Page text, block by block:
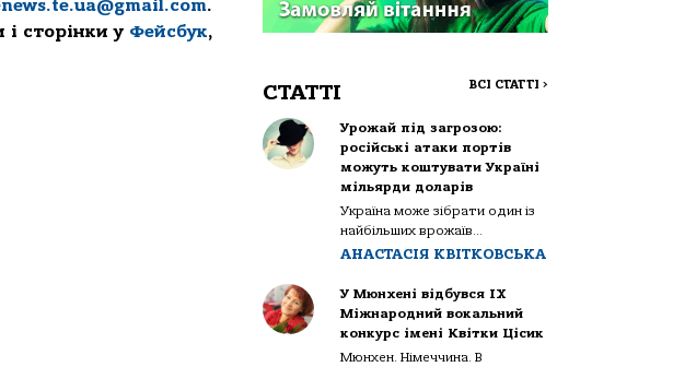
.
сторінки у Фейсбук,
СТАТТІ ВСІ СТАТТІ >
Урожай під загрозою:
російські атаки портів
можуть коштувати Україні
мільярди доларів
Україна може зібрати один із
найбільших врожаїв...
АНАСТАСІЯ КВІТКОВСЬКА
У Мюнхені відбувся IX
Міжнародний вокальний
конкурс імені Квітки Цісик
Мюнхен. Німеччина. В